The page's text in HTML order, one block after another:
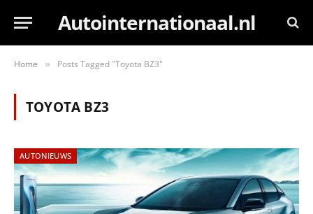
Autointernationaal.nl
Home » Posts Tagged "Toyota BZ3"
TOYOTA BZ3
AUTONIEUWS